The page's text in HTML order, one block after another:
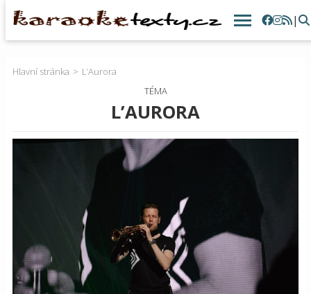
|
Hlavní stránka
L’Aurora
TÉMA
L’AURORA